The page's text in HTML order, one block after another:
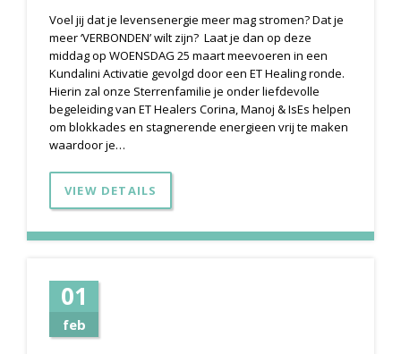
Voel jij dat je levensenergie meer mag stromen? Dat je
meer ‘VERBONDEN’ wilt zijn? Laat je dan op deze
middag op WOENSDAG 25 maart meevoeren in een
Kundalini Activatie gevolgd door een ET Healing ronde.
Hierin zal onze Sterrenfamilie je onder liefdevolle
begeleiding van ET Healers Corina, Manoj & IsEs helpen
om blokkades en stagnerende energieen vrij te maken
waardoor je…
VIEW DETAILS
01
feb